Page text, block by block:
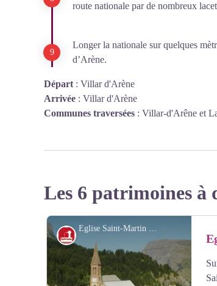
route nationale par de nombreux
Longer la nationale sur quelques
d’Arène.
Départ : Villar d'Arène
Arrivée : Villar d'Arène
Communes traversées : Villar-d'Arêne et
Les 6 patrimoines à
Eglise Saint-Martin Villar d'Arène - J. Selberg
Petit patrimoine